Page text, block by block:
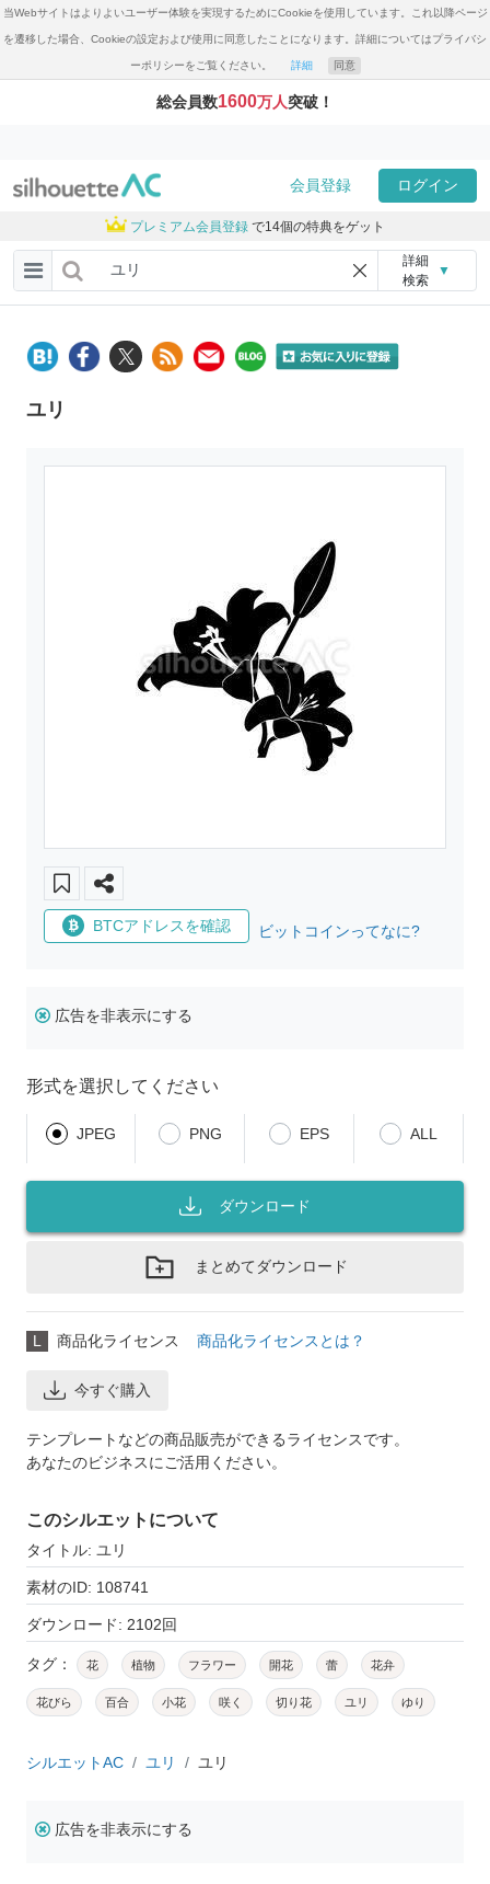
当Webサイトはよりよいユーザー体験を実現するためにCookieを使用しています。これ以降ページ
を遷移した場合、Cookieの設定および使用に同意したことになります。詳細についてはプライバシ
ーポリシーをご覧ください。 詳細 同意
総会員数1600万人突破！
会員登録 ログイン
プレミアム会員登録 で14個の特典をゲット
詳細
検索
▼
ユリ
BTCアドレスを確認 ビットコインってなに?
広告を非表示にする
形式を選択してください
JPEG PNG EPS ALL
ダウンロード
まとめてダウンロード
L 商品化ライセンス 商品化ライセンスとは？
今すぐ購入
テンプレートなどの商品販売ができるライセンスです。
あなたのビジネスにご活用ください。
このシルエットについて
タイトル: ユリ
素材のID: 108741
ダウンロード: 2102回
タグ： 花 植物 フラワー 開花 蕾 花弁
花びら 百合 小花 咲く 切り花 ユリ ゆり
シルエットAC ユリ ユリ
広告を非表示にする